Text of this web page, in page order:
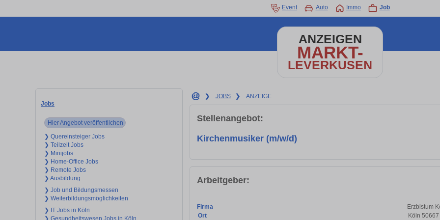
Event Auto Immo Job
ANZEIGEN
MARKT-
LEVERKUSEN
Jobs
Hier Angebot veröffentlichen
❯ Quereinsteiger Jobs
❯ Teilzeit Jobs
❯ Minijobs
❯ Home-Office Jobs
❯ Remote Jobs
❯ Ausbildung
❯ Job und Bildungsmessen
❯ Weiterbildungsmöglichkeiten
❯ IT Jobs in Köln
❯ Gesundheitswesen Jobs in Köln
❯ JOBS ❯ ANZEIGE
Stellenangebot:
Kirchenmusiker (m/w/d)
Arbeitgeber:
Firma
Erzbistum
Ort
Köln 50667